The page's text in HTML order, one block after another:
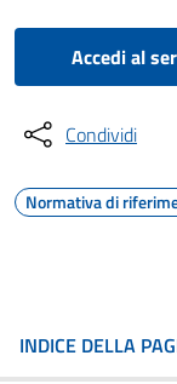
Accedi al
Condividi
Normativa di
INDICE DELLA